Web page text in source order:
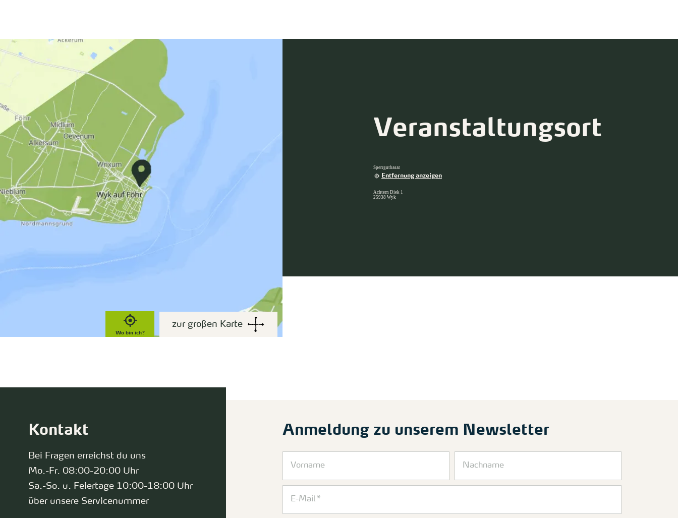
Veranstaltungsort
Wo bin ich?
zur großen Karte
Sperrgutbasar
Entfernung anzeigen
Achtern Diek 1
25938 Wyk
Anmeldung zu unserem Newsletter
Kontakt
Bei Fragen erreichst du uns
Mo.-Fr. 08:00-20:00 Uhr
Sa.-So. u. Feiertage 10:00-18:00 Uhr
über unsere Servicenummer